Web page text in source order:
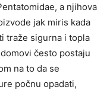
a njihova
jak miris kada
traže sigurna i topla
često postaju
na to da se
počnu opadati,